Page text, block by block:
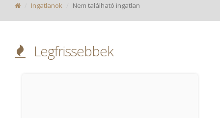
Ingatlanok Nem található ingatlan
Legfrissebbek